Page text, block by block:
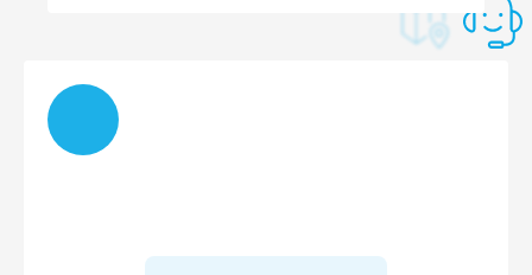
Načítám